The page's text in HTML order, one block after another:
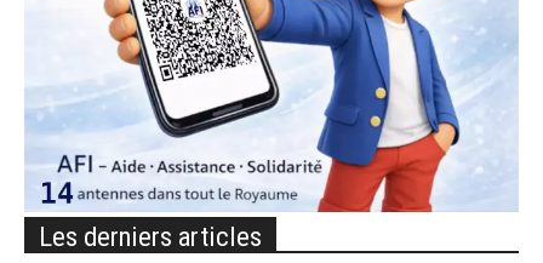
Les derniers articles